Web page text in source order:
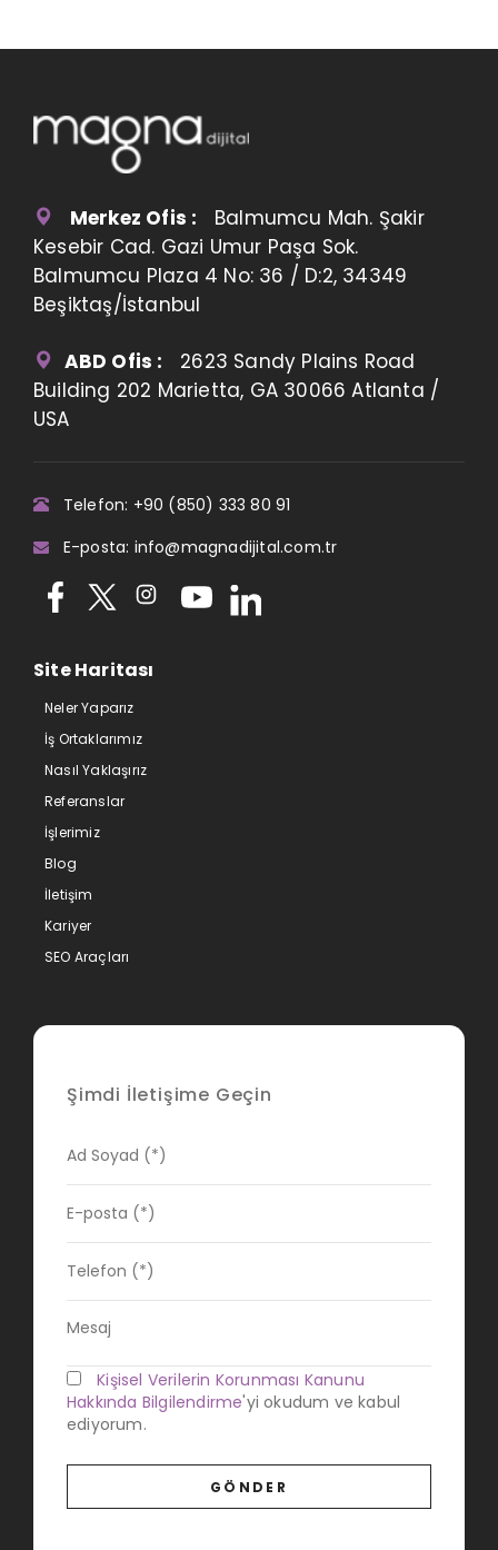
Merkez Ofis : Balmumcu Mah. Şakir
Kesebir Cad. Gazi Umur Paşa Sok.
Balmumcu Plaza 4 No: 36 / D:2, 34349
Beşiktaş/İstanbul
ABD Ofis : 2623 Sandy Plains Road
Building 202 Marietta, GA 30066 Atlanta /
USA
Telefon: +90 (850) 333 80 91
E-posta: info@magnadijital.com.tr
Site Haritası
Neler Yaparız
İş Ortaklarımız
Nasıl Yaklaşırız
Referanslar
İşlerimiz
Blog
İletişim
Kariyer
SEO Araçları
Şimdi İletişime Geçin
Kişisel Verilerin Korunması Kanunu
Hakkında Bilgilendirme'yi okudum ve kabul
ediyorum.